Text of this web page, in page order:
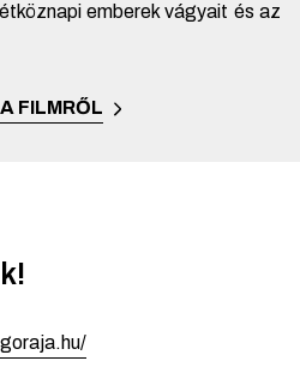
emberek vágyait és az
FILMRŐL